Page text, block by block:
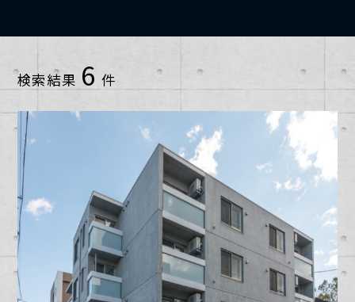
小樽市
恵庭市
札幌市中央区
札幌市北区
札幌市南区
札幌市厚別区
2013年
2014年
2015年
2016年
2017年
2018年
1~10戸
11~20戸
21~30戸
31~40戸
41~50戸
51~60戸
検索結果 6 件